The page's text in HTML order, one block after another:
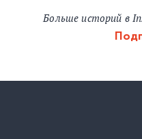
Больше историй в